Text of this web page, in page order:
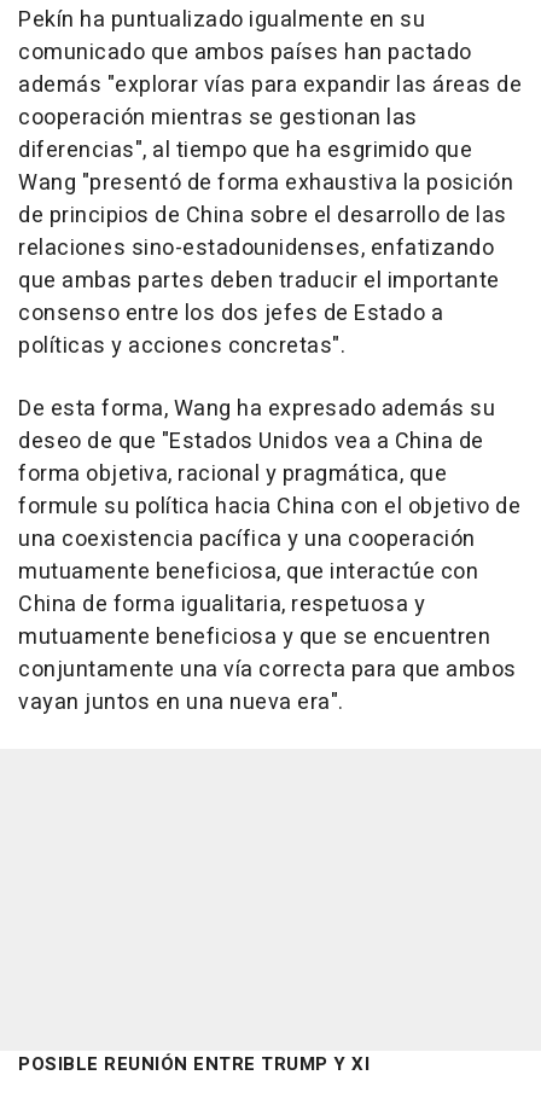
Pekín ha puntualizado igualmente en su
comunicado que ambos países han pactado
además "explorar vías para expandir las áreas de
cooperación mientras se gestionan las
diferencias", al tiempo que ha esgrimido que
Wang "presentó de forma exhaustiva la posición
de principios de China sobre el desarrollo de las
relaciones sino-estadounidenses, enfatizando
que ambas partes deben traducir el importante
consenso entre los dos jefes de Estado a
políticas y acciones concretas".
De esta forma, Wang ha expresado además su
deseo de que "Estados Unidos vea a China de
forma objetiva, racional y pragmática, que
formule su política hacia China con el objetivo de
una coexistencia pacífica y una cooperación
mutuamente beneficiosa, que interactúe con
China de forma igualitaria, respetuosa y
mutuamente beneficiosa y que se encuentren
conjuntamente una vía correcta para que ambos
vayan juntos en una nueva era".
POSIBLE REUNIÓN ENTRE TRUMP Y XI